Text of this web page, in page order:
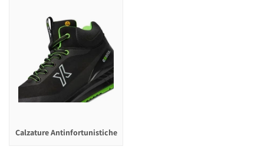
Calzature Antinfortunistiche